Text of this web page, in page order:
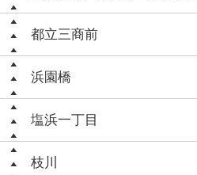
都立三商前
浜園橋
塩浜一丁目
枝川